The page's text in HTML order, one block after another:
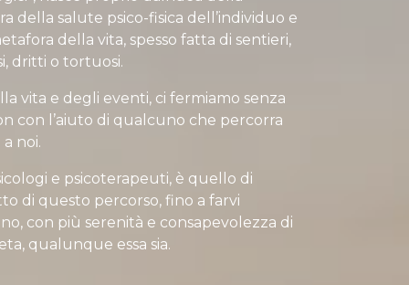
della salute psico-fisica dell’individuo e
della vita, spesso fatta di sentieri,
dritti o tortuosi.
vita e degli eventi, ci fermiamo senza
con l’aiuto di qualcuno che percorra
noi.
e psicoterapeuti, è quello di
di questo percorso, fino a farvi
con più serenità e consapevolezza di
qualunque essa sia.